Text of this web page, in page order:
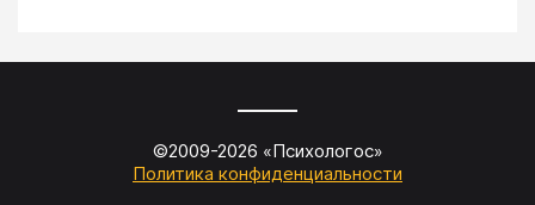
©2009-2026 «Психологос»
Политика конфиденциальности